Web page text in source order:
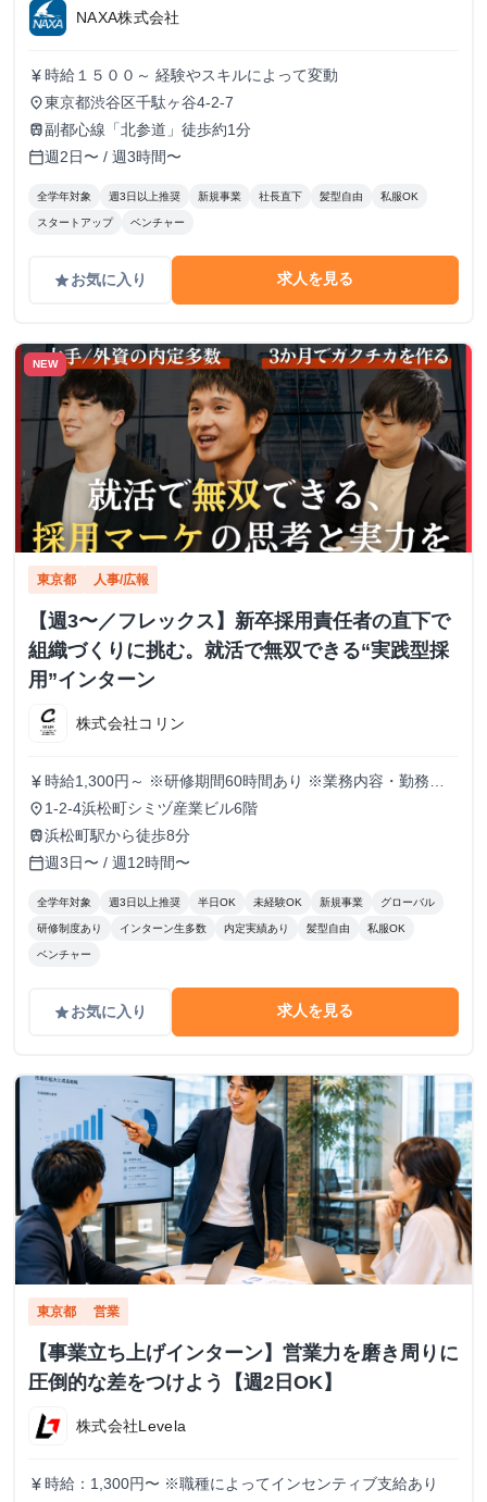
NAXA株式会社
currency_yen 時給１５００～ 経験やスキルによって変動
place東京都渋谷区千駄ヶ谷4-2-7
train副都心線「北参道」徒歩約1分
calendar_today週2日〜 / 週3時間〜
全学年対象 週3日以上推奨 新規事業 社長直下 髪型自由 私服OK
スタートアップ ベンチャー
gradeお気に入り 求人を見る
NEW
東京都 人事/広報
【週3〜／フレックス】新卒採用責任者の直下で
組織づくりに挑む。就活で無双できる“実践型採
用”インターン
株式会社コリン
currency_yen 時給1,300円～ ※研修期間60時間あり ※業務内容・勤務状
況により決定
place 1-2-4浜松町シミヅ産業ビル6階
train浜松町駅から徒歩8分
calendar_today週3日〜 / 週12時間〜
全学年対象 週3日以上推奨 半日OK 未経験OK 新規事業 グローバル
研修制度あり インターン生多数 内定実績あり 髪型自由 私服OK
ベンチャー
gradeお気に入り 求人を見る
東京都 営業
【事業立ち上げインターン】営業力を磨き周りに
圧倒的な差をつけよう【週2日OK】
株式会社Levela
currency_yen 時給：1,300円〜 ※職種によってインセンティブ支給あり